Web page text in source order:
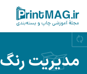
مدیریت رنگ